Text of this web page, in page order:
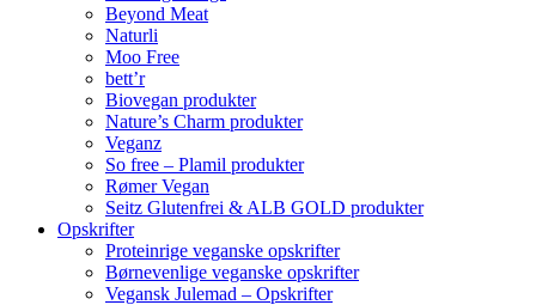
Beyond Meat
Naturli
Moo Free
bett’r
Biovegan produkter
Nature’s Charm produkter
Veganz
So free – Plamil produkter
Rømer Vegan
Seitz Glutenfrei & ALB GOLD produkter
Opskrifter
Proteinrige veganske opskrifter
Børnevenlige veganske opskrifter
Vegansk Julemad – Opskrifter